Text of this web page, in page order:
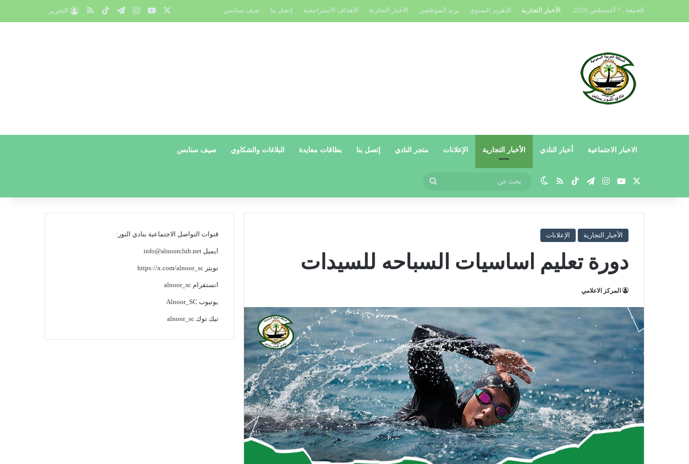
الجمعة , 7 أغسطس 2026 الأخبار التجارية التقرير السنوي بريد الموظفين الأخبار التجارية الأهداف الاستراتيجية إتصل بنا صيف سنابس يوتيوبانستقرام
تيلقرام‫TikTokملخص الموقع RSS
التحرير
الاخبار الاجتماعية أخبار النادي الأخبار التجارية الإعلانات متجر النادي إتصل بنا بطاقات معايدة البلاغات والشكاوي صيف سنابس
يوتيوبانستقرام
تيلقرام‫TikTokملخص الموقع RSS
الوضع المظلم
عن
الأخبار التجارية الإعلانات
دورة تعليم اساسيات السباحه للسيدات
المركز الاعلامي
قنوات التواصل الاجتماعية بنادي النور:
ايميلinfo@alnoorclub.net
تويترhttps://x.com/alnoor_sc
انستقرامalnoor_sc
يوتيوب Alnoor_SC
تيك توكalnoor_sc